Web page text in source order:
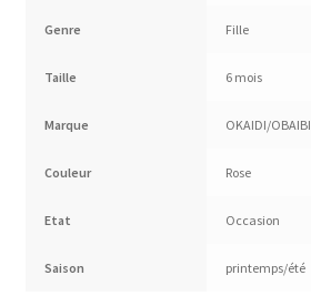
Genre Fille
Taille 6 mois
Marque OKAIDI/OBAIBI
Couleur Rose
Etat Occasion
Saison printemps/été